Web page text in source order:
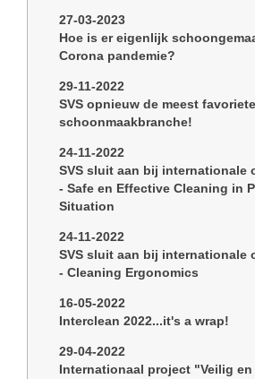
27-03-2023
Hoe is er eigenlijk
Corona pandemie?
29-11-2022
SVS opnieuw de meest
schoonmaakbranche!
24-11-2022
SVS sluit aan bij internationale
- Safe en Effective Cleaning in
Situation
24-11-2022
SVS sluit aan bij internationale
- Cleaning Ergonomics
16-05-2022
Interclean 2022...it's a wrap!
29-04-2022
Internationaal project "Veilig